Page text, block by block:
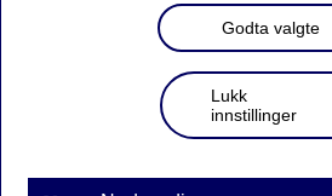
caravan med ekstra gode priser.
sjekke hva lånet vil koste deg.
Godta valgte
Lukk
innstillinger